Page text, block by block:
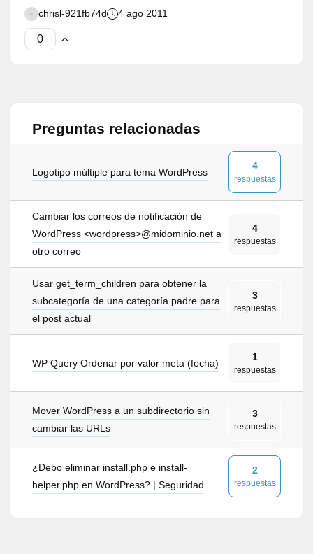
chrisl-921fb74d 4 ago 2011
Preguntas relacionadas
Logotipo múltiple para tema WordPress
4
respuestas
Cambiar los correos de notificación de
WordPress <wordpress>@midominio.net a
otro correo
4
respuestas
Usar get_term_children para obtener la
subcategoría de una categoría padre para
el post actual
3
respuestas
WP Query Ordenar por valor meta (fecha)
1
respuestas
Mover WordPress a un subdirectorio sin
cambiar las URLs
3
respuestas
¿Debo eliminar install.php e install-
helper.php en WordPress? | Seguridad
2
respuestas